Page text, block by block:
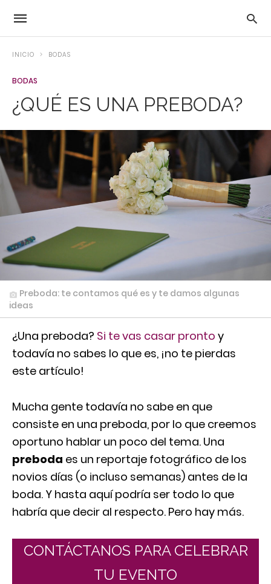
INICIO BODAS
BODAS
¿QUÉ ES UNA PREBODA?
Preboda: te contamos qué es y te damos algunas
ideas
¿Una preboda? Si te vas casar pronto y
todavía no sabes lo que es, ¡no te pierdas
este artículo!
Mucha gente todavía no sabe en que
consiste en una preboda, por lo que creemos
oportuno hablar un poco del tema. Una
preboda es un reportaje fotográfico de los
novios días (o incluso semanas) antes de la
boda. Y hasta aquí podría ser todo lo que
habría que decir al respecto. Pero hay más.
CONTÁCTANOS PARA CELEBRAR
TU EVENTO